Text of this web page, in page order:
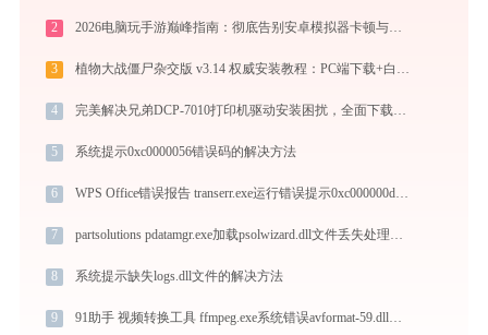
2 2026电脑玩手游巅峰指南：彻底告别安卓模拟器卡顿与捆绑，体验官方原生多端互通
3 植物大战僵尸杂交版 v3.14 权威安装教程：PC端下载+白屏闪退完美解决
4 完美解决兄弟DCP-7010打印机驱动安装困扰，全面下载安装教程
5 系统提示0xc0000056错误码的解决方法
6 WPS Office错误报告 transerr.exe运行错误提示0xc000000d的解决办法
7 partsolutions pdatamgr.exe加载psolwizard.dll文件丢失处理办法
8 系统提示缺失logs.dll文件的解决方法
9 91助手 视频转换工具 ffmpeg.exe系统错误avformat-59.dll丢失如何解决